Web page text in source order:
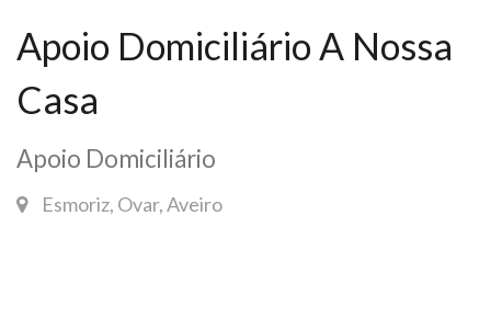
Apoio Domiciliário A Nossa
Casa
Apoio Domiciliário
Esmoriz, Ovar, Aveiro